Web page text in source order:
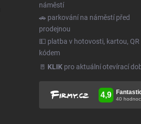
náměstí
🚗 parkování na náměstí před
prodejnou
💵 platba v hotovosti, kartou, QR
kódem
🚪 KLIK pro aktuální otevírací